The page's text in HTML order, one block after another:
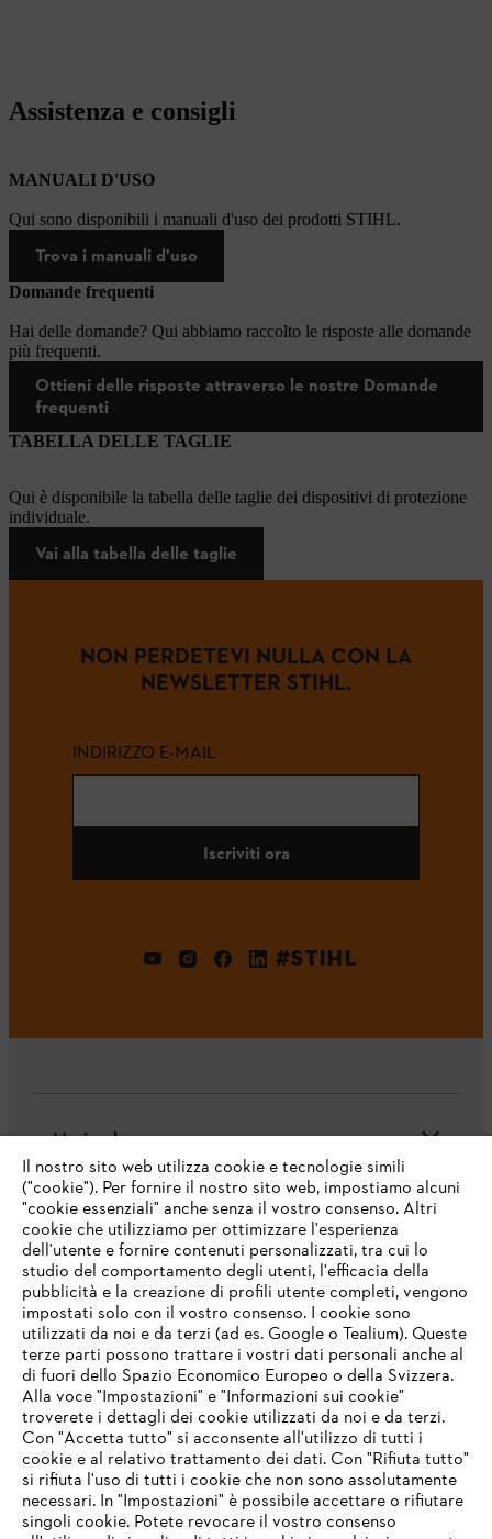
Assistenza e consigli
MANUALI D'USO
Qui sono disponibili i manuali d'uso dei prodotti STIHL.
Trova i manuali d'uso
Domande frequenti
Hai delle domande? Qui abbiamo raccolto le risposte alle domande
più frequenti.
Ottieni delle risposte attraverso le nostre Domande
frequenti
TABELLA DELLE TAGLIE
Qui è disponibile la tabella delle taglie dei dispositivi di protezione
individuale.
Vai alla tabella delle taglie
NON PERDETEVI NULLA CON LA
NEWSLETTER STIHL.
INDIRIZZO E-MAIL
Iscriviti ora
#STIHL
L'azienda
Domande frequenti
Assistenza
Protezione dati Nota legale Cookies
Informazioni legali
IHR BROWSER WIRD NICHT
UNTERSTÜTZT
Sie nutzen einen Browser, den wir noch nicht unterstützen. Für
eine optimale Nutzung unserer Seite empfehlen wir Ihnen, zu
einem der folgenden Browser zu wechseln:
Il nostro sito web utilizza cookie e tecnologie simili
("cookie"). Per fornire il nostro sito web, impostiamo alcuni
"cookie essenziali" anche senza il vostro consenso. Altri
cookie che utilizziamo per ottimizzare l'esperienza
dell'utente e fornire contenuti personalizzati, tra cui lo
studio del comportamento degli utenti, l'efficacia della
pubblicità e la creazione di profili utente completi, vengono
impostati solo con il vostro consenso. I cookie sono
utilizzati da noi e da terzi (ad es. Google o Tealium). Queste
terze parti possono trattare i vostri dati personali anche al
di fuori dello Spazio Economico Europeo o della Svizzera.
Alla voce "Impostazioni" e "Informazioni sui cookie"
troverete i dettagli dei cookie utilizzati da noi e da terzi.
Con "Accetta tutto" si acconsente all'utilizzo di tutti i
cookie e al relativo trattamento dei dati. Con "Rifiuta tutto"
si rifiuta l'uso di tutti i cookie che non sono assolutamente
necessari. In "Impostazioni" è possibile accettare o rifiutare
singoli cookie. Potete revocare il vostro consenso